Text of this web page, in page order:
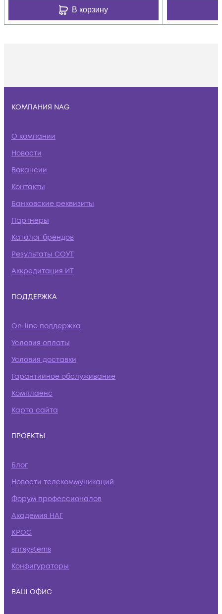
В корзину
КОМПАНИЯ NAG
О компании
Новости
Вакансии
Контакты
Банковские реквизиты
Партнеры
Каталог брендов
Результаты СОУТ
Аккредитация ИТ
ПОДДЕРЖКА
On-line поддержка
Условия оплаты
Условия доставки
Гарантийное обслуживание
Комплаенс
Карта сайта
ПРОЕКТЫ
Блог
Новости телекоммуникаций
Форум профессионалов
Академия НАГ
КРОС
snr.systems
Конфигураторы
ВАШ ОФИС